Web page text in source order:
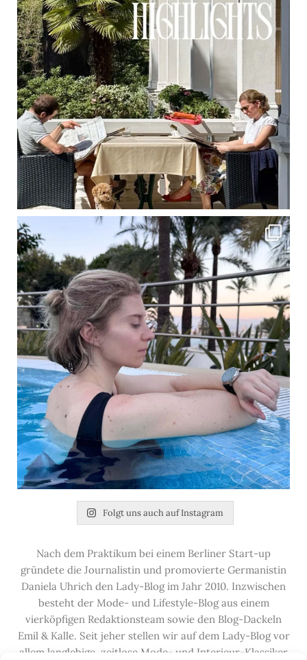
Folgt uns auch auf Instagram
Nach dem Praktikum bei einem Berliner Start-up
gründete die Journalistin und promovierte Germanistin
Daniela Uhrich den Lady-Blog im Jahr 2010. Inzwischen
besteht der Mode- und Lifestyle-Blog aus einem
vierköpfigen Redaktionsteam sowie den Blog-Dackeln
Emil & Kalle. Seit jeher stellen wir auf dem Lady-Blog vor
allem langlebige, zeitlose Mode- und Interieur-Klassiker